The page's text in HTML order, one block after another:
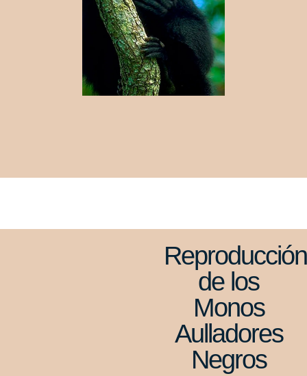
Reproducción
de los
Monos
Aulladores
Negros